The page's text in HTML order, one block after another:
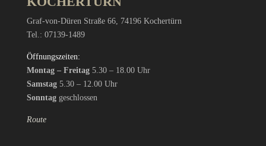
Graf-von-Düren Straße 66, 74196 Kochertürn
Tel.: 07139-1489
Öffnungszeiten:
Montag – Freitag 5.30 – 18.00 Uhr
Samstag 5.30 – 12.00 Uhr
Sonntag geschlossen
Route